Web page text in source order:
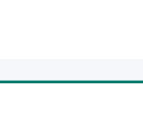
времени